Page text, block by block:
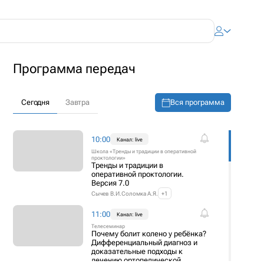
Программа передач
Сегодня Завтра Вся программа
10:00
Канал: live
Школа «Тренды и традиции в оперативной
проктологии»
Тренды и традиции в
оперативной проктологии.
Версия 7.0
Сычев В.И.Соломка А.Я. +1
11:00
Канал: live
Телесеминар
Почему болит колено у ребёнка?
Дифференциальный диагноз и
доказательные подходы к
лечению ортопедической